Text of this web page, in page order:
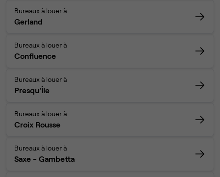
Bureaux à louer à
Gerland
Bureaux à louer à
Confluence
Bureaux à louer à
Presqu'Île
Bureaux à louer à
Croix Rousse
Bureaux à louer à
Saxe - Gambetta